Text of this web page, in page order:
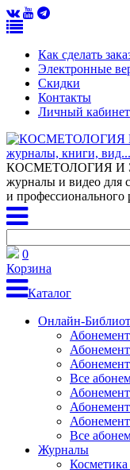
Как сделать
Электронные
Скидки
Контакты
Личный кабинет
КОСМЕТОЛОГИЯ И
журналы и видео для
и профессионального
0
Корзина
Каталог
Онлайн-
Все
Все
Журналы